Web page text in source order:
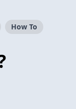
How To